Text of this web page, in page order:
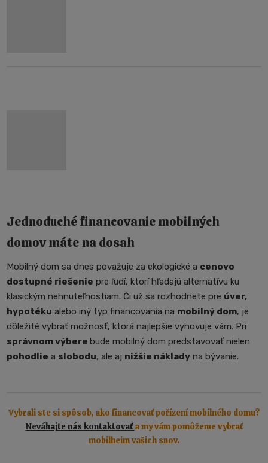
Jednoduché financovanie mobilných
domov máte na dosah
Mobilný dom sa dnes považuje za ekologické a cenovo
dostupné riešenie pre ľudí, ktorí hľadajú alternatívu ku
klasickým nehnuteľnostiam. Či už sa rozhodnete pre úver,
hypotéku alebo iný typ financovania na mobilný dom, je
dôležité vybrať možnosť, ktorá najlepšie vyhovuje vám. Pri
správnom výberebude mobilný dom predstavovať nielen
pohodlie a slobodu, ale aj nižšie náklady na bývanie.
Vybrali ste si spôsob, ako financovať pořízení mobilného domu?
Neváhajte nás kontaktovaťa my vám pomôžeme vybrať
mobilheim vašich snov.